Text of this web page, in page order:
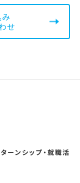
せ
ーンシップ・就職活